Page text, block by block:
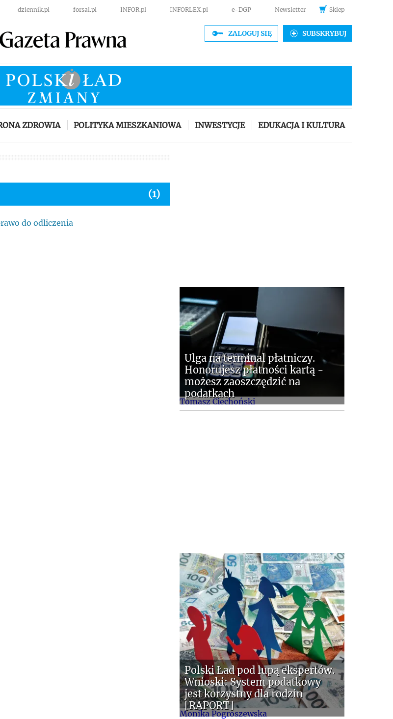
dziennik.pl forsal.pl INFOR.pl INFORLEX.pl e-DGP Newsletter Sklep
ZALOGUJ SIĘ SUBSKRYBUJ
ZDROWIA POLITYKA MIESZKANIOWA INWESTYCJE EDUKACJA I KULTURA
(1)
do odliczenia
Tomasz Ciechoński
Ulga na terminal płatniczy.
Honorujesz płatności kartą -
możesz zaoszczędzić na
podatkach
Monika Pogroszewska
Polski Ład pod lupą ekspertów.
Wnioski: System podatkowy
jest korzystny dla rodzin
[RAPORT]